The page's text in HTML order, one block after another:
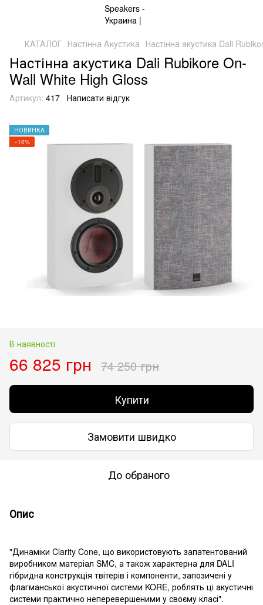
КАТАЛОГ Настінна Акустика Настінна акустика Dali
Настінна акустика Dali Rubikore On-
Wall White High Gloss
Артикул: 417 Написати відгук
НОВИНКА
−10%
В наявності
66 825 грн 74 250 грн
Купити
Замовити швидко
До обраного
Опис
"Динаміки Clarity Cone, що використовують запатентований
виробником матеріал SMC, а також характерна для DALI
гібридна конструкція твітерів і компоненти, запозичені у
флагманської акустичної системи KORE, роблять ці акустичні
системи практично неперевершеними у своєму класі".